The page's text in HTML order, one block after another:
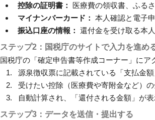
控除の証明書：
医療費の領収書、ふる
マイナンバーカード： 本人確認と電子
振込口座の情報： 還付金を受け取る本
ステップ2：国税庁のサイトで入力を進め
国税庁の「確定申告書等作成コーナー」にア
源泉徴収票に記載されている「支払金
受けたい控除（医療費や寄附金など）の
自動計算され、「還付される金額」が
ステップ3：データを送信・提出する